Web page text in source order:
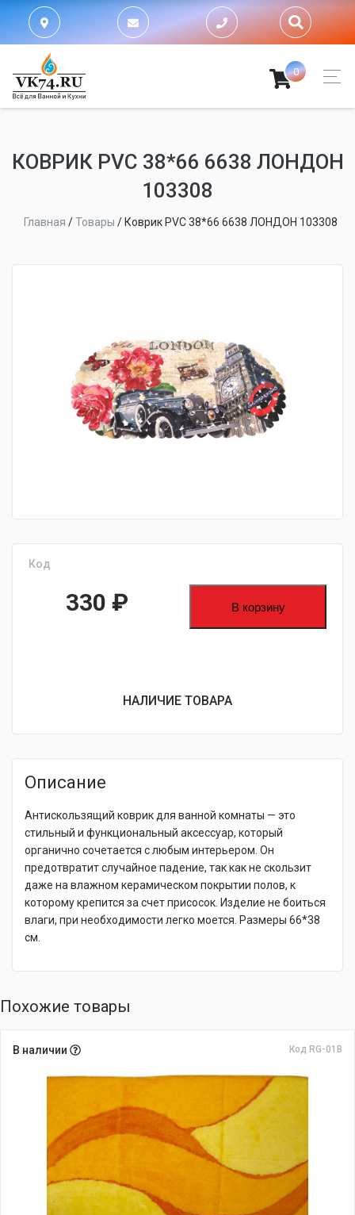
0
КОВРИК PVC 38*66 6638 ЛОНДОН
103308
Главная /Товары / Коврик PVC 38*66 6638 ЛОНДОН 103308
Код
330 ₽ В корзину
НАЛИЧИЕ ТОВАРА
Описание
Антискользящий коврик для ванной комнаты — это
стильный и функциональный аксессуар, который
органично сочетается с любым интерьером. Он
предотвратит случайное падение, так как не скользит
даже на влажном керамическом покрытии полов, к
которому крепится за счет присосок. Изделие не боиться
влаги, при необходимости легко моется. Размеры 66*38
см.
Похожие товары
В наличии Код RG-01В